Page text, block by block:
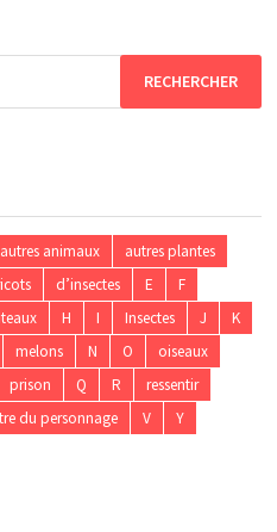
autres animaux
autres plantes
d’insectes E
F
H I Insectes J
K
melons N O
oiseaux
prison Q R
ressentir
du personnage V Y